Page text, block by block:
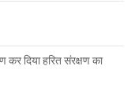
कर दिया हरित संरक्षण का